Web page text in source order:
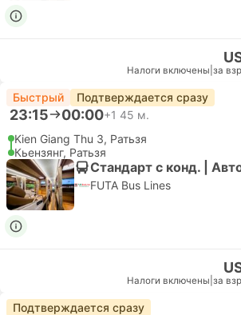
Налоги включены за
Быстрый Подтверждается сразу
23:15 00:00+1 45 м.
Kien Giang Thu 3, Ратьзя
Кьензянг, Ратьзя
Стандарт с конд. |
FUTA Bus Lines
Налоги включены за
Подтверждается сразу